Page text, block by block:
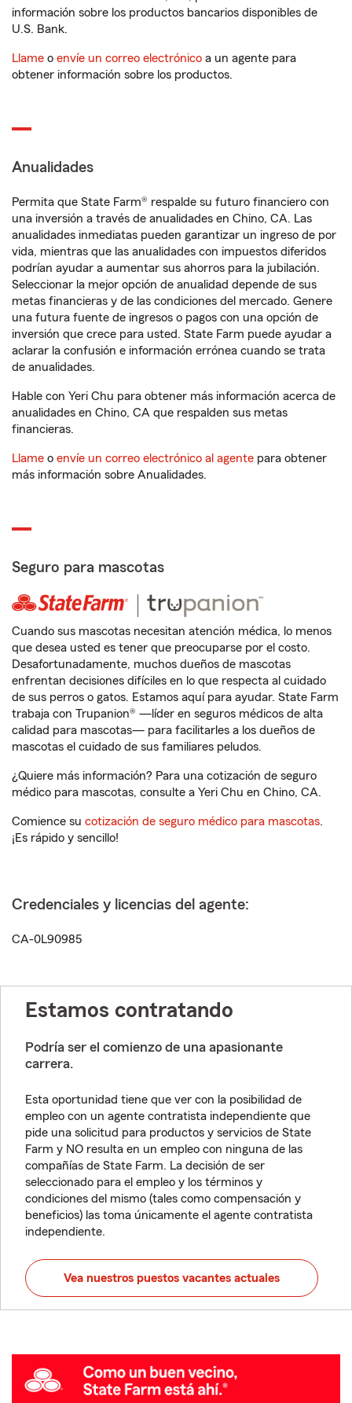
información sobre los productos bancarios disponibles de
U.S. Bank.
Llame o envíe un correo electrónico a un agente para
obtener información sobre los productos.
Anualidades
Permita que State Farm® respalde su futuro financiero con
una inversión a través de anualidades en Chino, CA. Las
anualidades inmediatas pueden garantizar un ingreso de por
vida, mientras que las anualidades con impuestos diferidos
podrían ayudar a aumentar sus ahorros para la jubilación.
Seleccionar la mejor opción de anualidad depende de sus
metas financieras y de las condiciones del mercado. Genere
una futura fuente de ingresos o pagos con una opción de
inversión que crece para usted. State Farm puede ayudar a
aclarar la confusión e información errónea cuando se trata
de anualidades.
Hable con Yeri Chu para obtener más información acerca de
anualidades en Chino, CA que respalden sus metas
financieras.
Llame o envíe un correo electrónico al agente para obtener
más información sobre Anualidades.
Seguro para mascotas
Cuando sus mascotas necesitan atención médica, lo menos
que desea usted es tener que preocuparse por el costo.
Desafortunadamente, muchos dueños de mascotas
enfrentan decisiones difíciles en lo que respecta al cuidado
de sus perros o gatos. Estamos aquí para ayudar. State Farm
trabaja con Trupanion® —líder en seguros médicos de alta
calidad para mascotas— para facilitarles a los dueños de
mascotas el cuidado de sus familiares peludos.
¿Quiere más información? Para una cotización de seguro
médico para mascotas, consulte a Yeri Chu en Chino, CA.
Comience su cotización de seguro médico para mascotas.
¡Es rápido y sencillo!
Credenciales y licencias del agente:
CA-0L90985
Estamos contratando
Podría ser el comienzo de una apasionante
carrera.
Esta oportunidad tiene que ver con la posibilidad de
empleo con un agente contratista independiente que
pide una solicitud para productos y servicios de State
Farm y NO resulta en un empleo con ninguna de las
compañías de State Farm. La decisión de ser
seleccionado para el empleo y los términos y
condiciones del mismo (tales como compensación y
beneficios) las toma únicamente el agente contratista
independiente.
Vea nuestros puestos vacantes actuales